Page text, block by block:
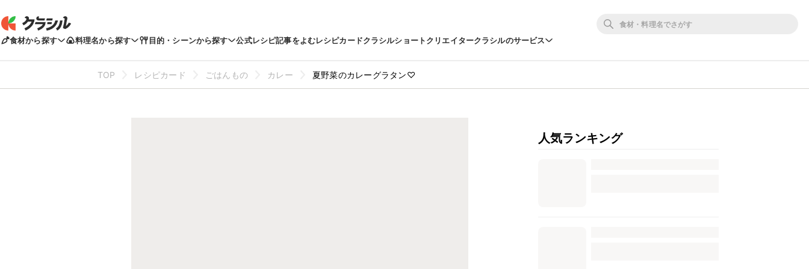
食材から探す 料理名から探す 目的・シーンから探す 公式レシピ記事をよむレシピカードクラシルショートクリエイタークラシルのサービス
TOP レシピカード ごはんもの カレー 夏野菜のカレーグラタン♡
人気ランキング